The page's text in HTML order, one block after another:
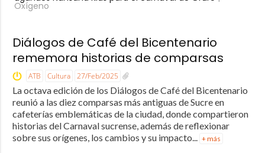
Oxígeno
Diálogos de Café del Bicentenario
rememora historias de comparsas
ATB Cultura 27/Feb/2025
La octava edición de los Diálogos de Café del Bicentenario
reunió a las diez comparsas más antiguas de Sucre en
cafeterías emblemáticas de la ciudad, donde compartieron
historias del Carnaval sucrense, además de reflexionar
sobre sus orígenes, los cambios y su impacto... + más